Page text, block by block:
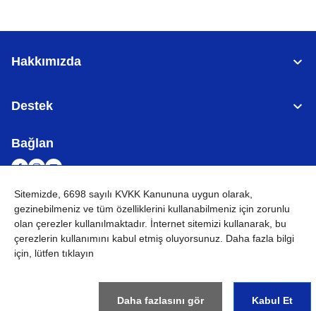
Hakkımızda
Destek
Bağlan
TÜRKİYE
KVKK Site haritası Küresel Siteye Git
Sitemizde, 6698 sayılı KVKK Kanununa uygun olarak,
gezinebilmeniz ve tüm özelliklerini kullanabilmeniz için zorunlu
olan çerezler kullanılmaktadır. İnternet sitemizi kullanarak, bu
çerezlerin kullanımını kabul etmiş oluyorsunuz. Daha fazla bilgi
için, lütfen tıklayın
Daha fazlasını gör Kabul Et